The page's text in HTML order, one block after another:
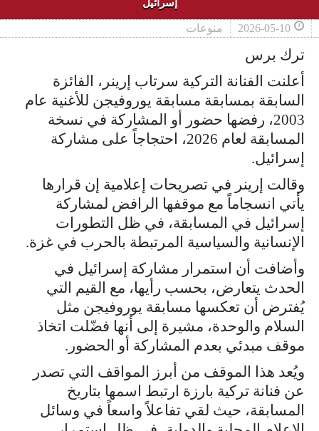
إسرائيل
2026-05-10 منوعات
ترك برس
أعلنت الفنانة التركية سرتاب إرينر، الفائزة
السابقة بمسابقة مسابقة يوروفيجن للأغنية عام
2003، رفضها حضور أو المشاركة في نسخة
المسابقة لعام 2026، احتجاجاً على مشاركة
إسرائيل.
وقالت إرينر في تصريحات إعلامية إن قرارها
يأتي انسجاماً مع موقفها الرافض لمشاركة
إسرائيل في المسابقة، في ظل التطورات
الإنسانية والسياسية المرتبطة بالحرب في غزة.
وأضافت أن استمرار مشاركة إسرائيل في
الحدث يتعارض، بحسب رأيها، مع القيم التي
يُفترض أن تعكسها مسابقة يوروفيجن مثل
السلام والوحدة، مشيرة إلى أنها فضّلت اتخاذ
موقف مبدئي بعدم المشاركة أو الحضور.
ويُعد هذا الموقف من أبرز المواقف التي تصدر
عن فنانة تركية بارزة ارتبط اسمها بتاريخ
المسابقة، حيث لقي تفاعلاً واسعاً في وسائل